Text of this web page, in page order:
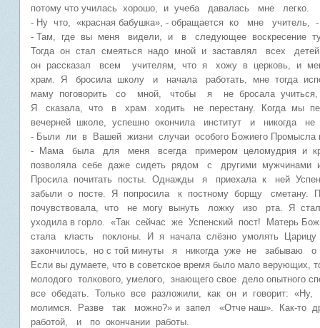
потому что училась хорошо, и учеба давалась мне легко.
- Ну что, «красная бабушка», - обращается ко мне
- Там, где вы меня видели, и в следующее воскресение
Тогда он стал смеяться надо мной и заставлял всех
он рассказал всем учителям, что я хожу в церковь, и
храм. Я бросила школу и начала работать, мне тогда
маму поговорить со мной, чтобы я не бросала
Я сказала, что в храм ходить не перестану. Когда мы
вечерней школе, успешно окончила институт и никогда
- Были ли в Вашей жизни случаи особого Божиего Промысла
- Мама была для меня всегда примером целомудрия и
позволяла себе даже сидеть рядом с другими
Просила почитать посты. Однажды я приехала к ней
забыли о посте. Я попросила к постному борщу сметану.
почувствовала, что не могу вынуть ложку изо рта. Я
уходила в горло. «Так сейчас же Успенский пост! Матерь
стала класть поклоны. И я начала слёзно умолять Царицу
закончилось, но с той минуты я никогда уже не забываю о
Если вы думаете, что в советское время было мало верующих,
молодого толкового, умелого, знающего свое дело опытного
все обедать. Только все разложили, как он и говорит:
молимся. Разве так можно?» и запел «Отче наш». Как-то
работой, и по окончании работы.